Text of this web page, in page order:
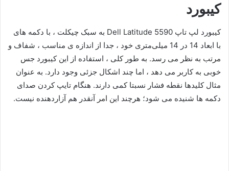
کیبورد
کیبورد لپ تاپ Dell Latitude 5590 به سبک چیکلت ، با دکمه های
با ابعاد 14 در 14 میلی‌متری خود ، جدا از اندازه ی مناسب ، شفاف و
مرتب به نظر می رسد. به طور کلی ، استفاده از این کیبورد جس
خوبی به کاربر می دهد ، اما چند اشکال جزئی وجود دارد. به عنوان
مثال کلیدها نقطه فشار نسبتا کمی دارند. هنگام تایپ کردن صدای
دکمه ها شنیده می شود؛ هرچند این امر آنقدر هم آزاردهنده نیست.